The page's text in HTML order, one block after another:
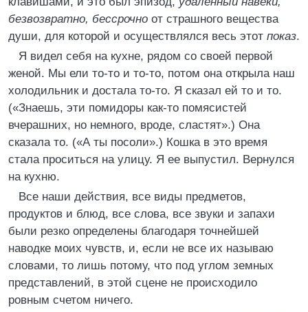
безвозвратно, бессрочно от страшного вещества
души, для которой и осуществлялся весь этот показ.
Я видел себя на кухне, рядом со своей первой
женой. Мы ели то-то и то-то, потом она открыла наш
холодильник и достала то-то. Я сказал ей то и то.
(«Знаешь, эти помидоры как-то помясистей
вчерашних, но немного, вроде, сластят».) Она
сказала то. («А ты посоли».) Кошка в это время
стала проситься на улицу. Я ее выпустил. Вернулся
на кухню.
Все наши действия, все виды предметов,
продуктов и блюд, все слова, все звуки и запахи
были резко определены благодаря точнейшей
наводке моих чувств, и, если не все их называю
словами, то лишь потому, что под углом земных
представлений, в этой сцене не происходило
ровным счетом ничего.